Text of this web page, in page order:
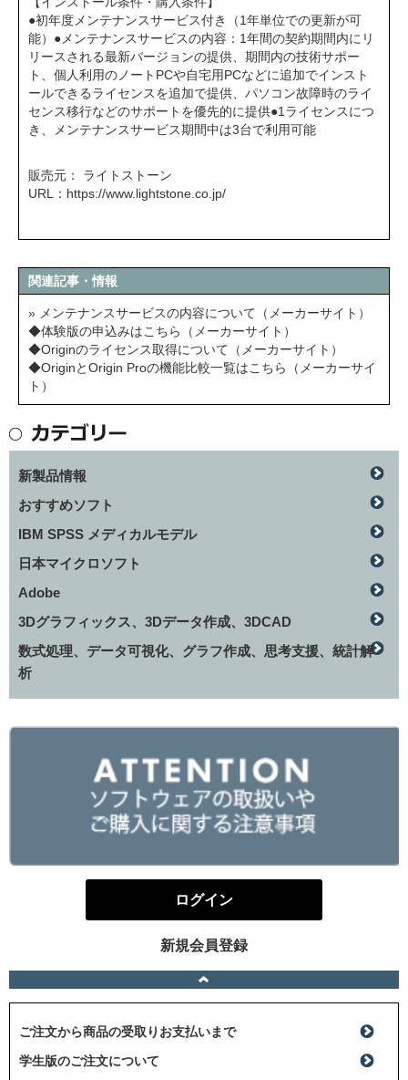
●初年度メンテナンスサービス付き（1年単位での更新が可
能）●メンテナンスサービスの内容：1年間の契約期間内にリ
リースされる最新バージョンの提供、期間内の技術サポー
ト、個人利用のノートPCや自宅用PCなどに追加でインスト
ールできるライセンスを追加で提供、パソコン故障時のライ
センス移行などのサポートを優先的に提供●1ライセンスにつ
き、メンテナンスサービス期間中は3台で利用可能
販売元： ライトストーン
URL： https://www.lightstone.co.jp/
関連記事・情報
» メンテナンスサービスの内容について（メーカーサイト）
◆体験版の申込みはこちら（メーカーサイト）
◆Originのライセンス取得について（メーカーサイト）
◆OriginとOrigin Proの機能比較一覧はこちら（メーカーサイ
ト）
新製品情報
おすすめソフト
IBM SPSS メディカルモデル
日本マイクロソフト
Adobe
3Dグラフィックス、3Dデータ作成、3DCAD
数式処理、データ可視化、グラフ作成、思考支援、統計解
析
ログイン
新規会員登録
ご注文から商品の受取りお支払いまで
学生版のご注文について